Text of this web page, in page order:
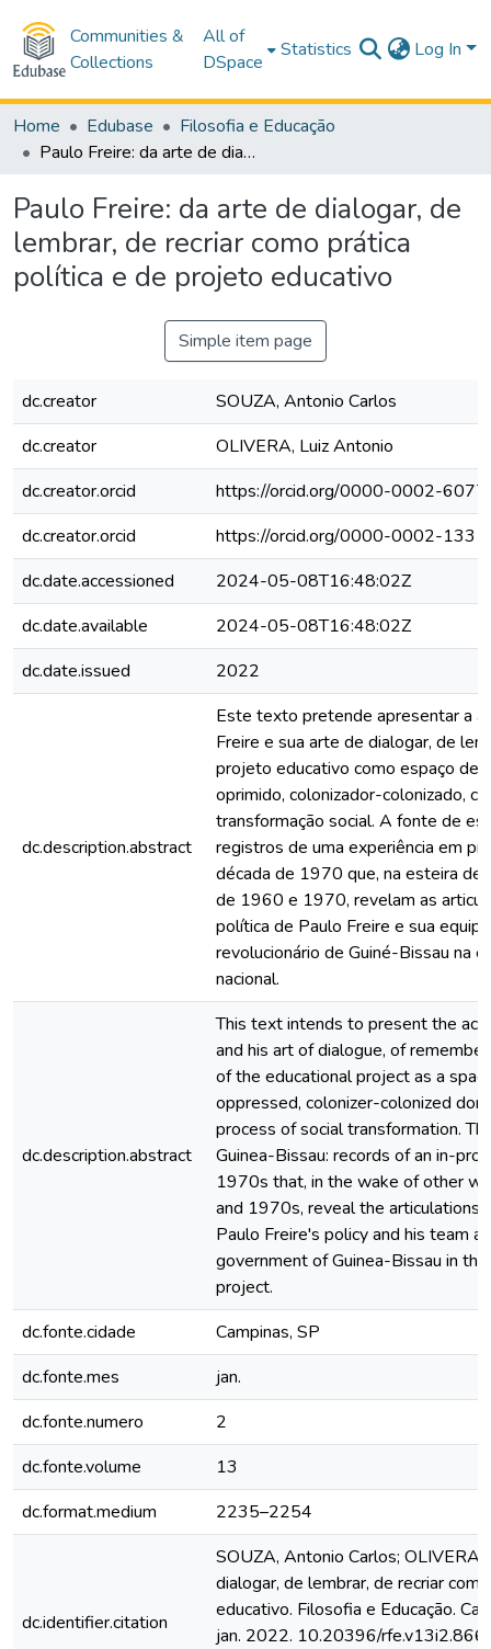
Communities &
Collections
All of
DSpace
Statistics Log In
Home Edubase
Filosofia e Educação
Paulo Freire: da arte de dialogar, de lembrar, de recriar como prática política e de projeto educativo
Paulo Freire: da arte de dialogar, de
lembrar, de recriar como prática
política e de projeto educativo
Simple item page
dc.creator
SOUZA, Antonio Carlos
dc.creator
OLIVERA, Luiz Antonio
dc.creator.orcid
https://orcid.org/0000-0002-
dc.creator.orcid
https://orcid.org/0000-0002-
dc.date.accessioned
2024-05-08T16:48:02Z
dc.date.available
2024-05-08T16:48:02Z
dc.date.issued
2022
dc.description.abstract
Este texto pretende apresentar a
Freire e sua arte de dialogar, de
projeto educativo como espaço de
oprimido, colonizador-colonizado,
transformação social. A fonte de
registros de uma experiência em
década de 1970 que, na esteira
de 1960 e 1970, revelam as
política de Paulo Freire e sua
revolucionário de Guiné-Bissau na
nacional.
dc.description.abstract
This text intends to present the
and his art of dialogue, of
of the educational project as a
oppressed, colonizer-colonized
process of social transformation.
Guinea-Bissau: records of an in-
1970s that, in the wake of other
and 1970s, reveal the
Paulo Freire's policy and his team
government of Guinea-Bissau in
project.
dc.fonte.cidade
Campinas, SP
dc.fonte.mes
jan.
dc.fonte.numero
2
dc.fonte.volume
13
dc.format.medium
2235–2254
dc.identifier.citation
SOUZA, Antonio Carlos;
dialogar, de lembrar, de recriar
educativo. Filosofia e Educação.
jan. 2022. 10.20396/